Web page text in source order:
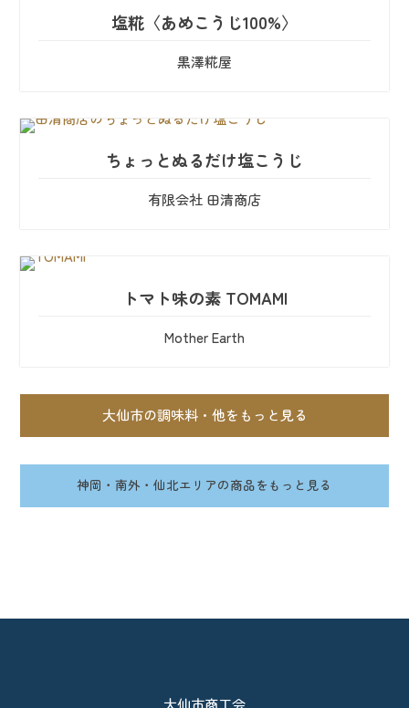
塩糀〈あめこうじ100%〉
黒澤糀屋
ちょっとぬるだけ塩こうじ
有限会社 田清商店
トマト味の素 TOMAMI
Mother Earth
大仙市の調味料・他をもっと見る
神岡・南外・仙北エリアの商品をもっと見る
大仙市商工会